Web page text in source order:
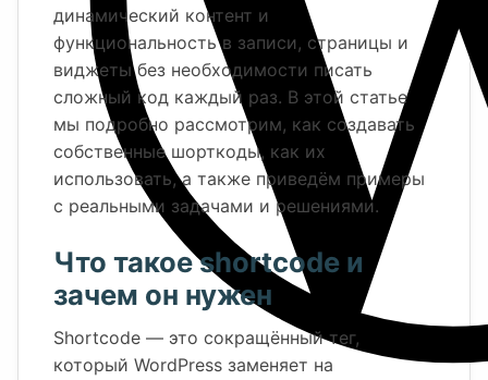
динамический контент и
функциональность в записи, страницы и
виджеты без необходимости писать
сложный код каждый раз. В этой статье
мы подробно рассмотрим, как создавать
собственные шорткоды, как их
использовать, а также приведём примеры
с реальными задачами и решениями.
Что такое shortcode и
зачем он нужен
Shortcode — это сокращённый тег,
который WordPress заменяет на